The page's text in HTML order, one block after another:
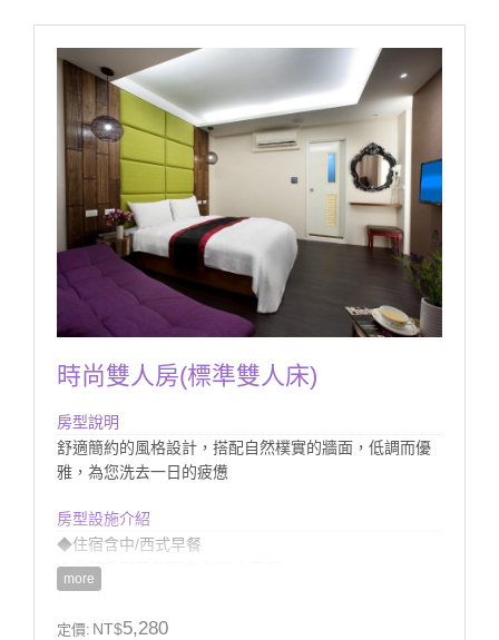
時尚雙人房(標準雙人床)
房型說明
舒適簡約的風格設計，搭配自然樸實的牆面，低調而優
雅，為您洗去一日的疲憊
房型設施介紹
◆住宿含中/西式早餐
◆此組房型配有硬床(無獨立車庫)
◆提供館內室外電腦監控停車場
◆房內衛浴提供浴缸(無溫泉)
more
定價: NT$5,280